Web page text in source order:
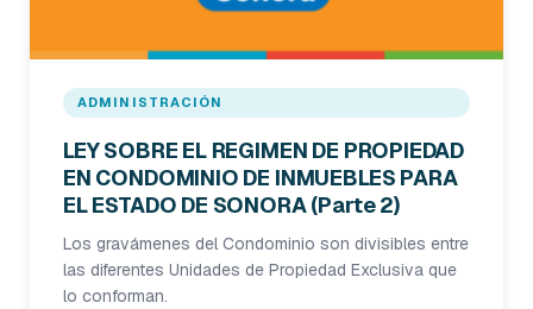
ADMINISTRACIÓN
LEY SOBRE EL REGIMEN DE PROPIEDAD
EN CONDOMINIO DE INMUEBLES PARA
EL ESTADO DE SONORA (Parte 2)
Los gravámenes del Condominio son divisibles entre
las diferentes Unidades de Propiedad Exclusiva que
lo conforman.